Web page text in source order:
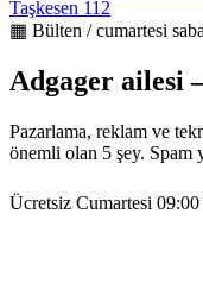
Taşkesen 112
▦ Bülten / cumartesi
Adgager ailesi
Pazarlama, reklam ve
önemli olan 5 şey. Spam
Ücretsiz Cumartesi 09:00